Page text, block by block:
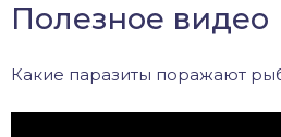
Полезное видео
Какие паразиты поражают